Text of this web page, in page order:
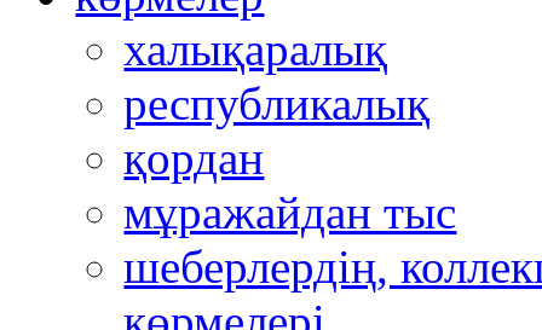
халықаралық
республикалық
қордан
мұражайдан тыс
шеберлердің,